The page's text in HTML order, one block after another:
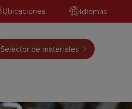
Ubicaciones Idiomas
Selector de materiales